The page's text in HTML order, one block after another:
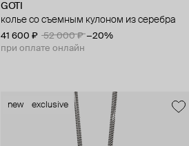
GOTI
колье со съемным кулоном из серебра
41 600 ₽ 52 000 ₽ −20%
при оплате онлайн
new exclusive